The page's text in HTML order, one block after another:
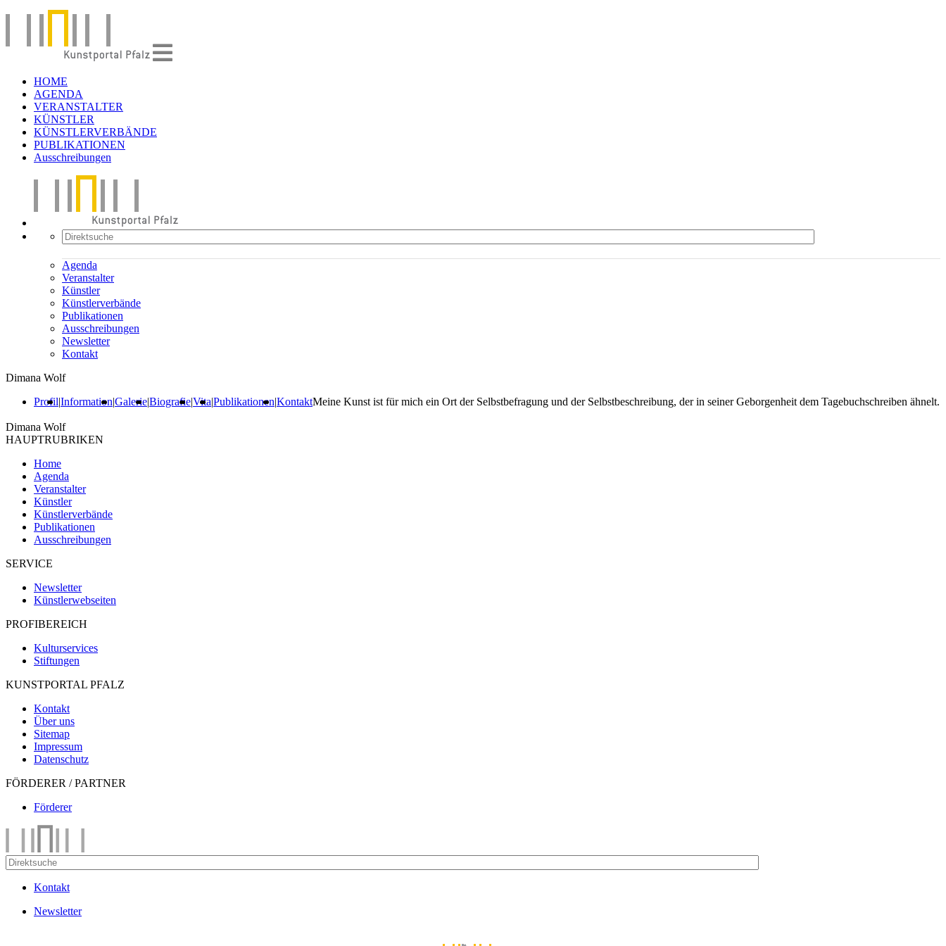
HOME
AGENDA
VERANSTALTER
KÜNSTLER
KÜNSTLERVERBÄNDE
PUBLIKATIONEN
Ausschreibungen
Agenda
Veranstalter
Künstler
Künstlerverbände
Publikationen
Ausschreibungen
Newsletter
Kontakt
Dimana Wolf
Profil|Information|Galerie|Biografie|Vita|Publikationen|KontaktMeine Kunst ist für mich ein Ort der Selbstbefragung und der Selbstbeschreibung, der in seiner Geborgenheit dem Tagebuchschreiben ähnelt.
Dimana Wolf
HAUPTRUBRIKEN
Home
Agenda
Veranstalter
Künstler
Künstlerverbände
Publikationen
Ausschreibungen
SERVICE
Newsletter
Künstlerwebseiten
PROFIBEREICH
Kulturservices
Stiftungen
KUNSTPORTAL PFALZ
Kontakt
Über uns
Sitemap
Impressum
Datenschutz
FÖRDERER / PARTNER
Förderer
Kontakt
Newsletter